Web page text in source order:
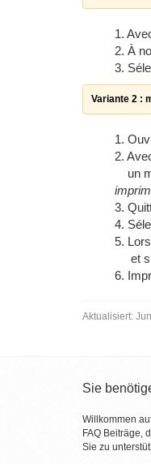
1.
2. À
3.
Variante 2 :
1.
2.
un
3.
4.
5.
et si
6.
Aktualisiert:
Sie
Willkommen
FAQ Beiträge,
Sie zu